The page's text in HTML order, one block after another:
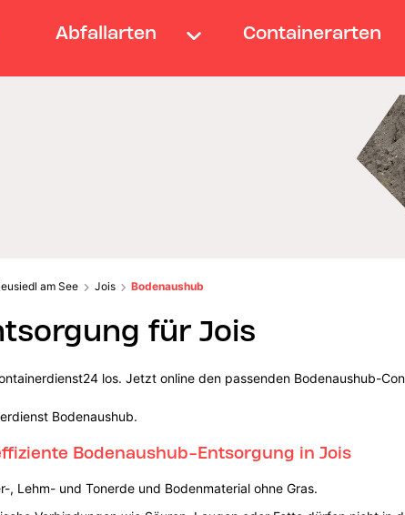
Abfallarten Containerarten
am See Jois Bodenaushub
für Jois
los. Jetzt online den passenden Bodenaushub-
Bodenaushub.
Bodenaushub-Entsorgung in Jois
Lehm- und Tonerde und Bodenmaterial ohne Gras.